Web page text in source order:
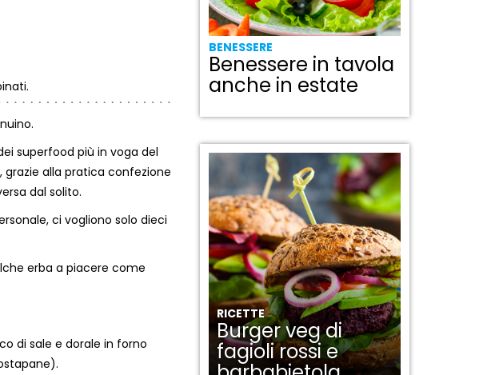
superfood più in voga del
alla pratica confezione
dal solito.
ci vogliono solo dieci
erba a piacere come
di sale e dorale in forno
BENESSERE
Benessere in tavola
anche in estate
RICETTE
Burger veg di
fagioli rossi e